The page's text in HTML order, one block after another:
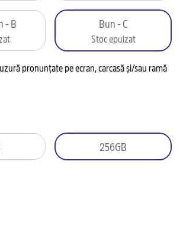
- B Bun - C
Stoc epuizat
pronunțate pe ecran, carcasă și/sau ramă
256GB